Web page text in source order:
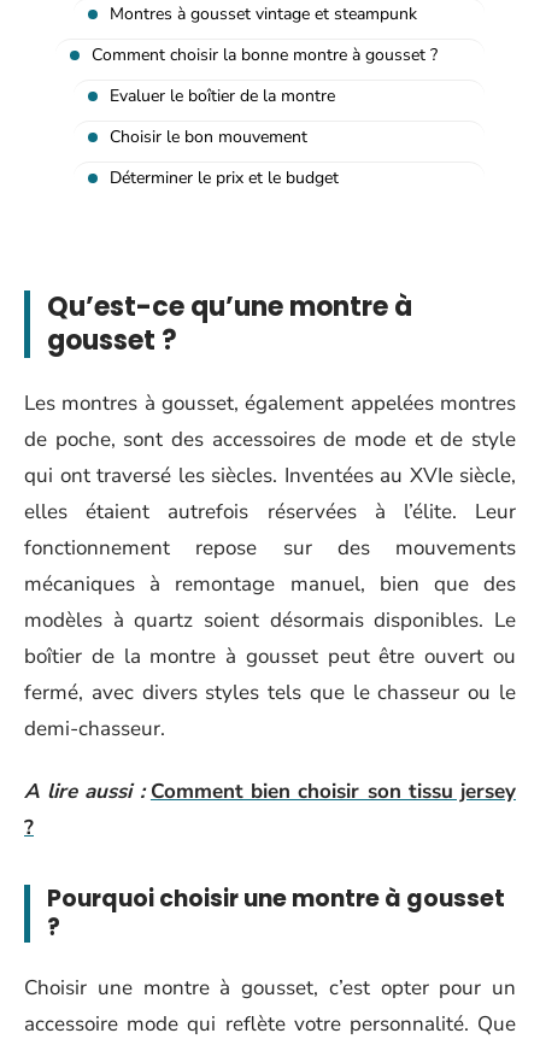
Montres à gousset vintage et steampunk
Comment choisir la bonne montre à gousset ?
Evaluer le boîtier de la montre
Choisir le bon mouvement
Déterminer le prix et le budget
Qu’est-ce qu’une montre à
gousset ?
Les montres à gousset, également appelées montres
de poche, sont des accessoires de mode et de style
qui ont traversé les siècles. Inventées au XVIe siècle,
elles étaient autrefois réservées à l’élite. Leur
fonctionnement repose sur des mouvements
mécaniques à remontage manuel, bien que des
modèles à quartz soient désormais disponibles. Le
boîtier de la montre à gousset peut être ouvert ou
fermé, avec divers styles tels que le chasseur ou le
demi-chasseur.
A lire aussi : Comment bien choisir son tissu jersey
?
Pourquoi choisir une montre à gousset
?
Choisir une montre à gousset, c’est opter pour un
accessoire mode qui reflète votre personnalité. Que